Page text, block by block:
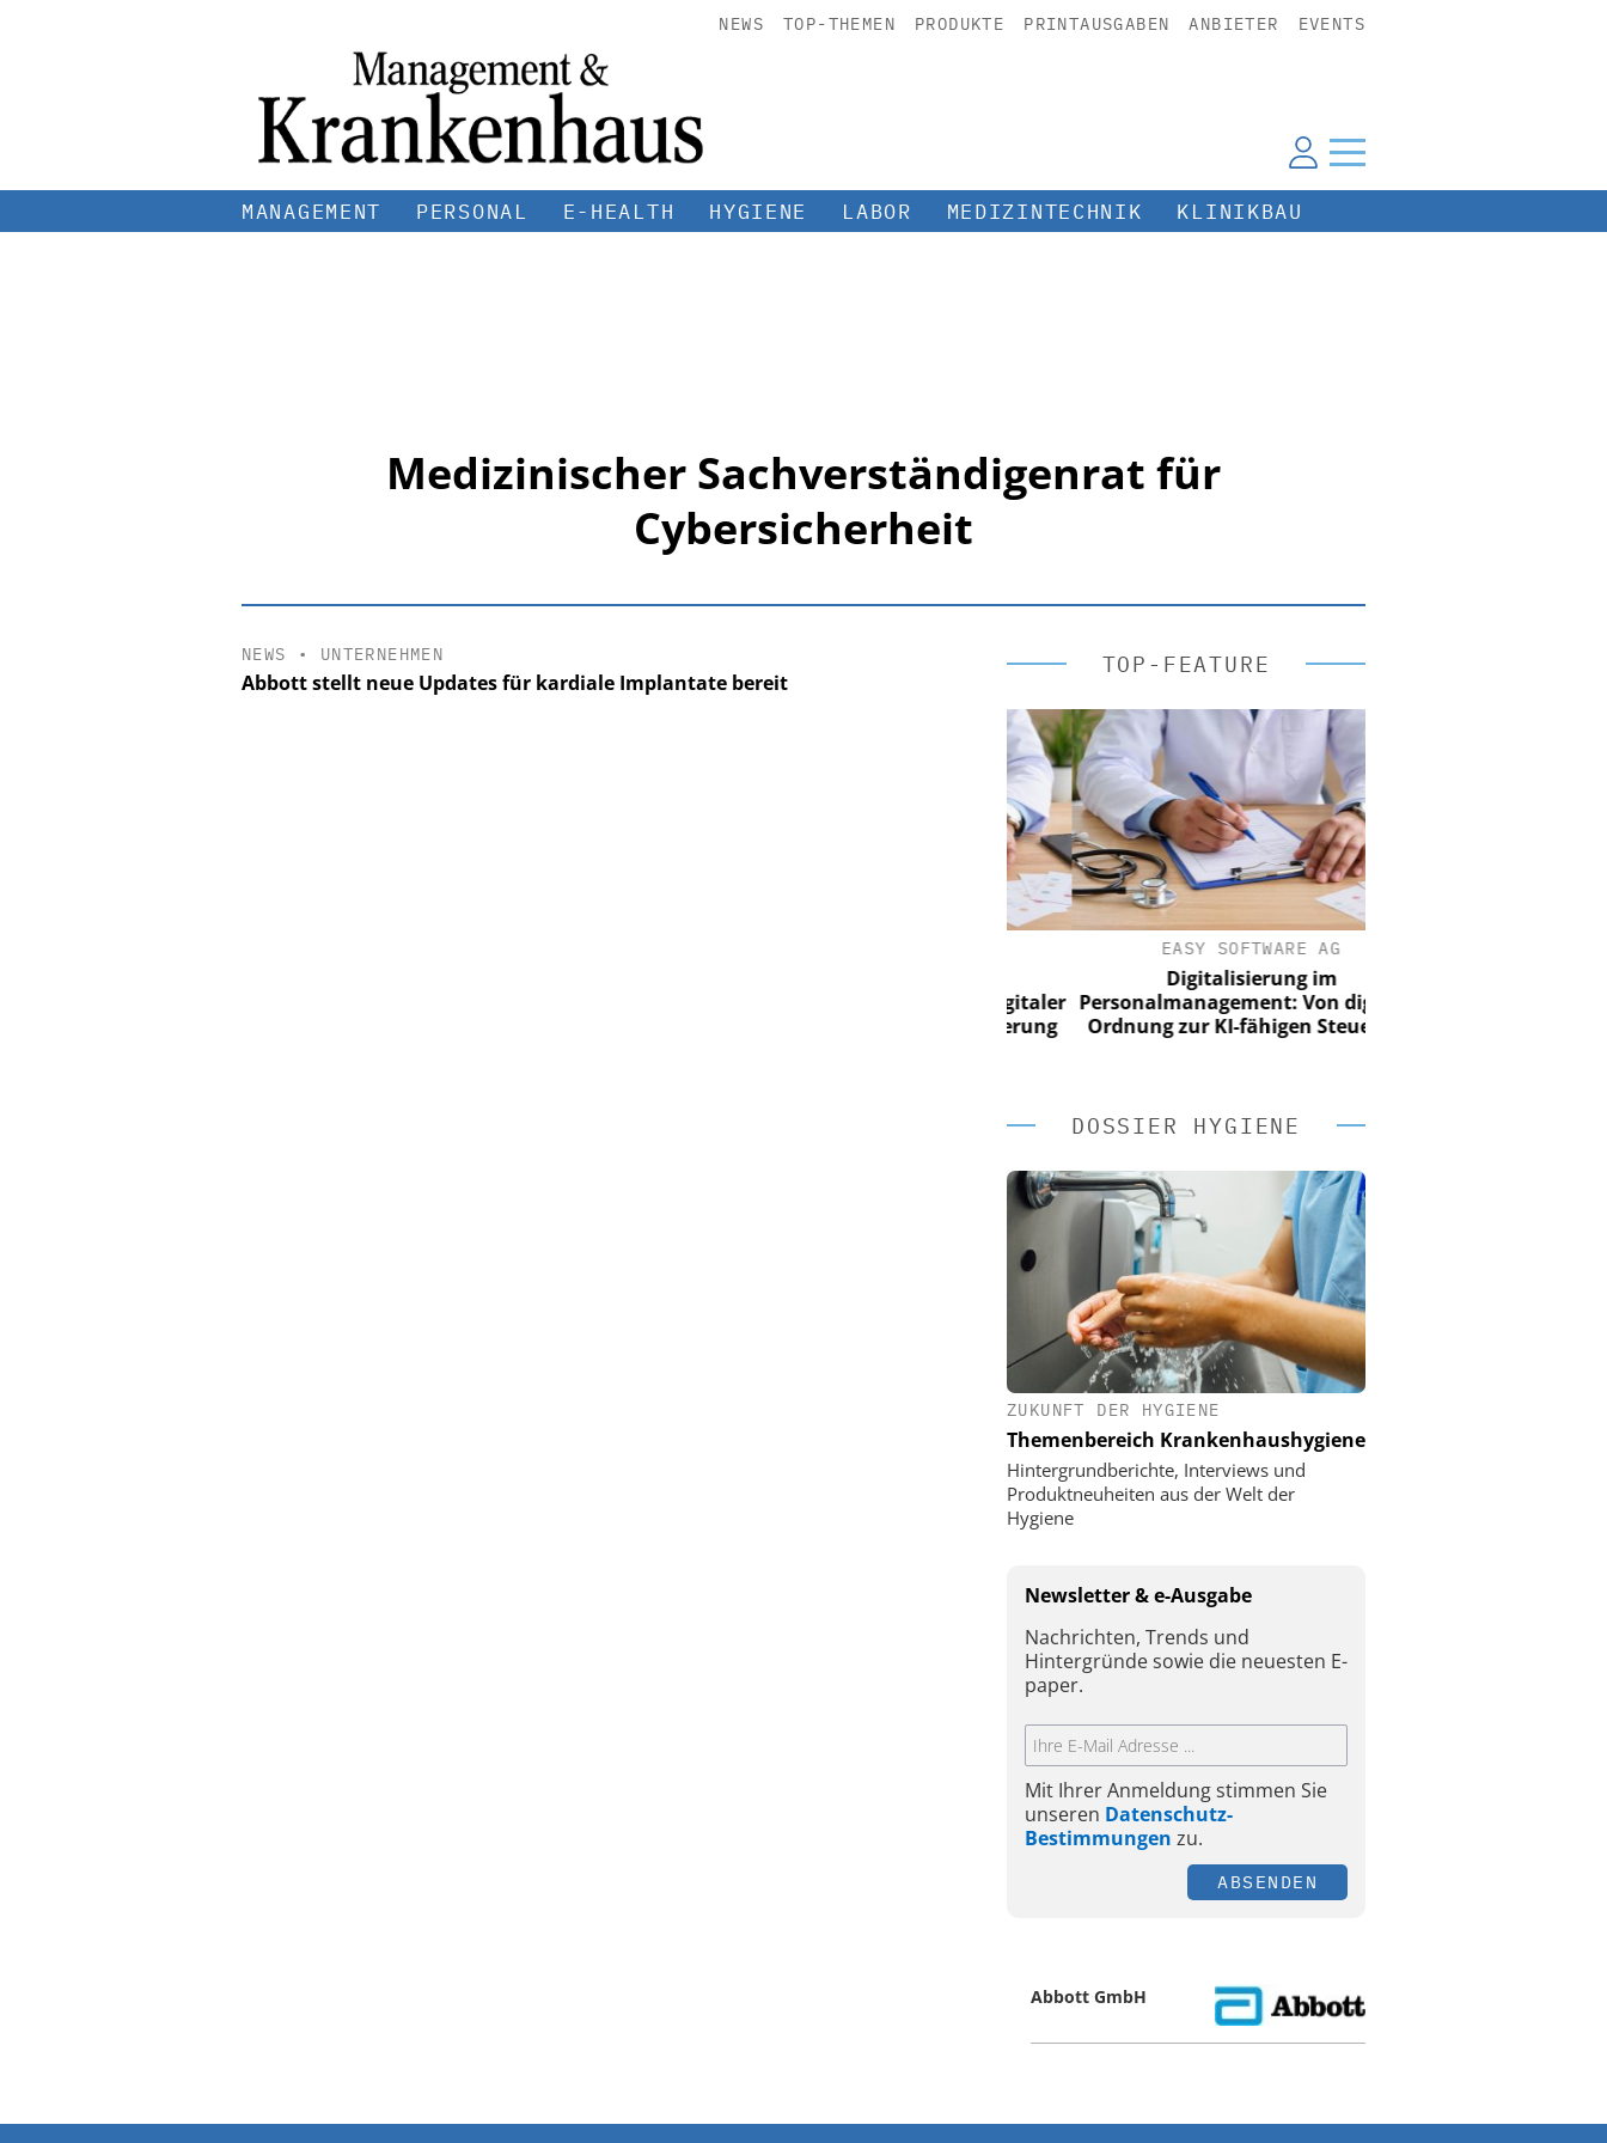
NEWS TOP-THEMEN PRODUKTE PRINTAUSGABEN ANBIETER EVENTS
MANAGEMENT PERSONAL E-HEALTH HYGIENE LABOR MEDIZINTECHNIK KLINIKBAU
Medizinischer Sachverständigenrat für
Cybersicherheit
NEWS • UNTERNEHMEN
Abbott stellt neue Updates für kardiale Implantate bereit
TOP-FEATURE
Personalmanagement: Von digitaler
Ordnung zur KI-fähigen Steuerung
EASY SOFTWARE AG
Digitalisierung im
Personalmanagement: Von digitaler
Ordnung zur KI-fähigen Steuerung
DOSSIER HYGIENE
ZUKUNFT DER HYGIENE
Themenbereich Krankenhaushygiene
Hintergrundberichte, Interviews und
Produktneuheiten aus der Welt der
Hygiene
Newsletter & e-Ausgabe
Nachrichten, Trends und
Hintergründe sowie die neuesten E-
paper.
Mit Ihrer Anmeldung stimmen Sie
unseren Datenschutz-
Bestimmungen zu.
ABSENDEN
Abbott GmbH